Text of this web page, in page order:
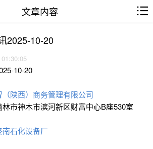
文章内容
2025-10-20
10-20
（陕西）商务管理有限公司
市神木市滨河新区财富中心B座530室
南石化设备厂